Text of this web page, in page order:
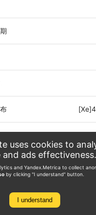
uses cookies to
and ads effectiveness.
and Yandex.Metrica to collect
by clicking "I understand" button.
I understand